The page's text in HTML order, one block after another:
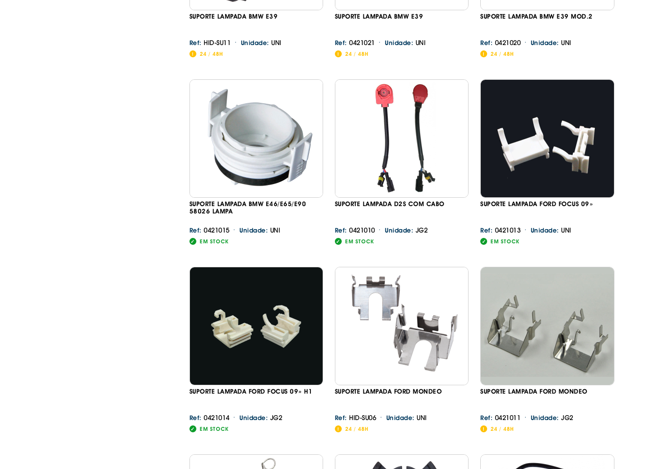
SUPORTE LAMPADA BMW E39
Ref: HID-SU11 · Unidade: UNI
24 / 48H
SUPORTE LAMPADA BMW E39
Ref:0421021 · Unidade: UNI
24 / 48H
SUPORTE LAMPADA BMW E39 MOD.2
Ref: 0421020 · Unidade:UNI
24 / 48H
SUPORTE LAMPADA BMW E46/E65/E90
58026 LAMPA
Ref: 0421015 · Unidade: UNI
EM STOCK
SUPORTE LAMPADA D2S COM CABO
Ref:0421010 · Unidade: JG2
EM STOCK
SUPORTE LAMPADA FORD FOCUS 09»
Ref: 0421013 · Unidade:UNI
EM STOCK
SUPORTE LAMPADA FORD FOCUS 09» H1
Ref: 0421014 · Unidade: JG2
EM STOCK
SUPORTE LAMPADA FORD MONDEO
Ref: HID-SU06 · Unidade:UNI
24 / 48H
SUPORTE LAMPADA FORD MONDEO
Ref: 0421011 · Unidade:JG2
24 / 48H
Continuar a comprar Ir para o carrinho